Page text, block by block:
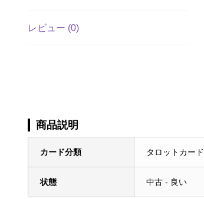
レビュー (0)
商品説明
カード分類 タロットカード
状態 中古 - 良い